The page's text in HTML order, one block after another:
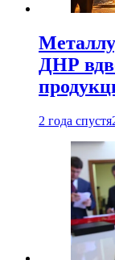
ДНР
2 года спустя